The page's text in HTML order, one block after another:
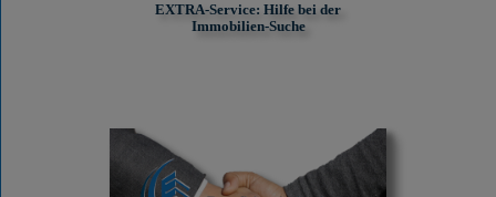
EXTRA-Service: Hilfe bei der
Immobilien-Suche